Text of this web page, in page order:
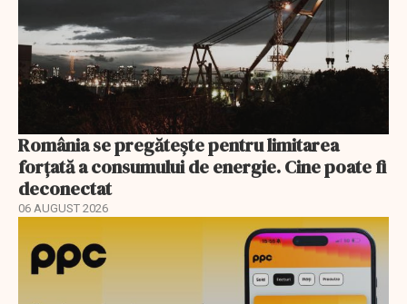
România se pregătește pentru limitarea
forțată a consumului de energie. Cine poate fi
deconectat
06 AUGUST 2026